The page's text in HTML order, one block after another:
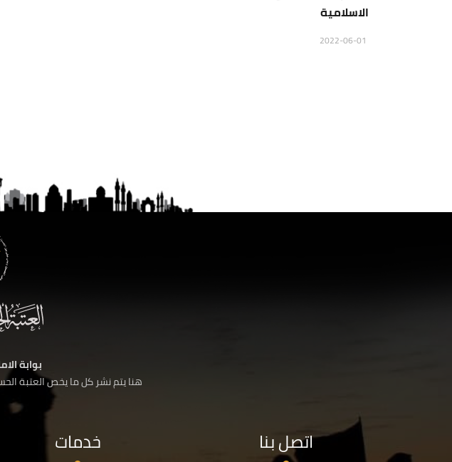
الاسلامية
بوابة
هنا يتم نشر كل ما يخص العتبة
اتصل بنا خدمات